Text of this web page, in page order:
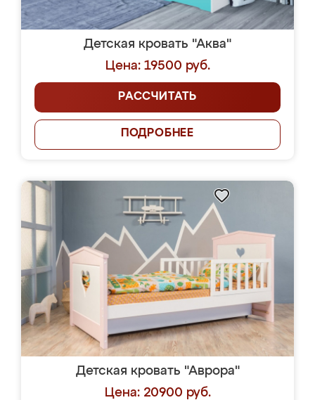
Детская кровать "Аква"
Цена: 19500 руб.
РАССЧИТАТЬ
ПОДРОБНЕЕ
Детская кровать "Аврора"
Цена: 20900 руб.